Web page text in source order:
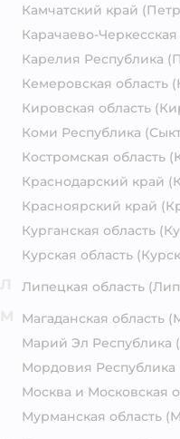
Камчатский край
Карачаево-
Карелия Республика
Кемеровская область
Кировская область
Коми Республика
Костромская область
Краснодарский край
Красноярский край
Курганская область
Курская область
Липецкая область
Магаданская область
Марий Эл Республика
Мордовия Республика
Москва и Московская
Мурманская область